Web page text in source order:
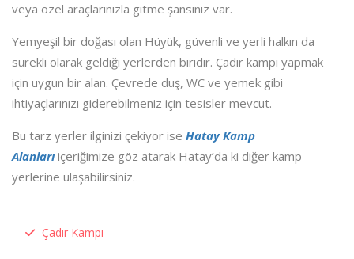
veya özel araçlarınızla gitme şansınız var.
Yemyeşil bir doğası olan Hüyük, güvenli ve yerli halkın da
sürekli olarak geldiği yerlerden biridir. Çadır kampı yapmak
için uygun bir alan. Çevrede duş, WC ve yemek gibi
ihtiyaçlarınızı giderebilmeniz için tesisler mevcut.
Bu tarz yerler ilginizi çekiyor ise Hatay Kamp
Alanları içeriğimize göz atarak Hatay’da ki diğer kamp
yerlerine ulaşabilirsiniz.
Çadır Kampı